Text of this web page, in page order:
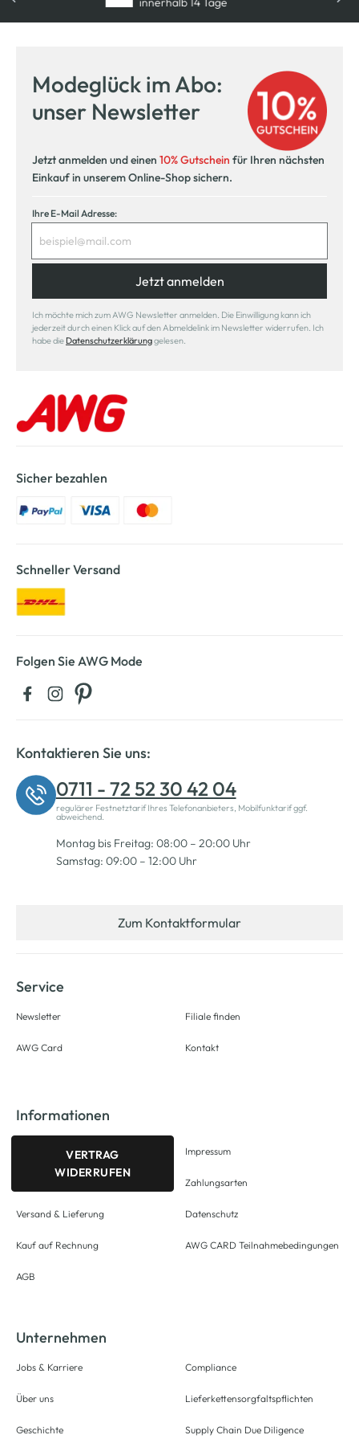
Modeglück im Abo:
unser Newsletter
Jetzt anmelden und einen 10% Gutschein für Ihren nächsten
Einkauf in unserem Online-Shop sichern.
Ihre E-Mail Adresse:
Jetzt anmelden
Ich möchte mich zum AWG Newsletter anmelden. Die Einwilligung kann ich
jederzeit durch einen Klick auf den Abmeldelink im Newsletter widerrufen. Ich
habe die Datenschutzerklärunggelesen.
Sicher bezahlen
Schneller Versand
Folgen Sie AWG Mode
Kontaktieren Sie uns:
0711 - 72 52 30 42 04
regulärer Festnetztarif Ihres Telefonanbieters, Mobilfunktarif ggf.
abweichend.
Montag bis Freitag: 08:00 – 20:00 Uhr
Samstag: 09:00 – 12:00 Uhr
Zum Kontaktformular
Service
Newsletter
AWG Card
Filiale finden
Kontakt
Informationen
VERTRAG
WIDERRUFEN
Versand & Lieferung
Kauf auf Rechnung
AGB
Impressum
Zahlungsarten
Datenschutz
AWG CARD Teilnahmebedingungen
Unternehmen
Jobs & Karriere
Über uns
Geschichte
Compliance
Lieferkettensorgfaltspflichten
Supply Chain Due Diligence